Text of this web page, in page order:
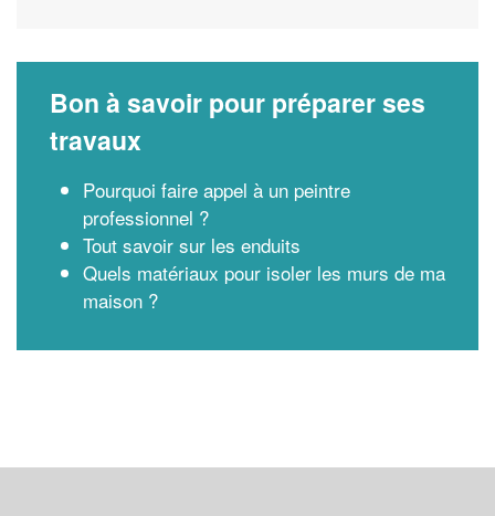
Bon à savoir pour préparer ses
travaux
Pourquoi faire appel à un peintre
professionnel ?
Tout savoir sur les enduits
Quels matériaux pour isoler les murs de ma
maison ?